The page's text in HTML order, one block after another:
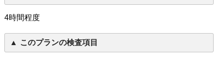
4時間程度
このプランの検査項目